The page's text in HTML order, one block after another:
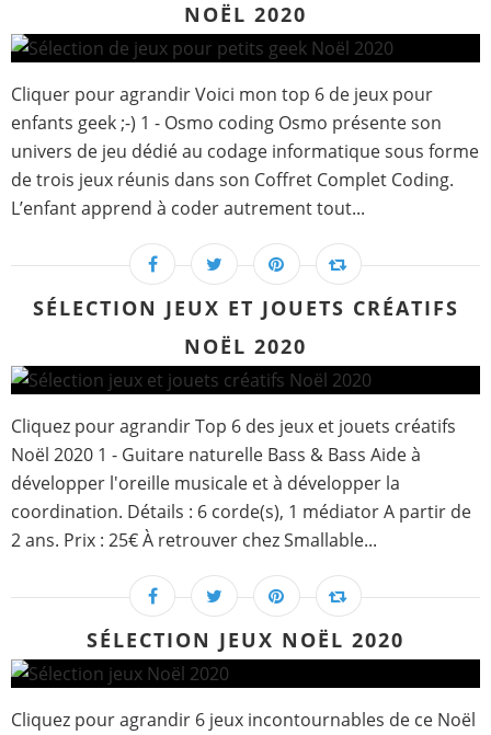
NOËL 2020
Cliquer pour agrandir Voici mon top 6 de jeux pour
enfants geek ;-) 1 - Osmo coding Osmo présente son
univers de jeu dédié au codage informatique sous forme
de trois jeux réunis dans son Coffret Complet Coding.
L’enfant apprend à coder autrement tout...
SÉLECTION JEUX ET JOUETS CRÉATIFS
NOËL 2020
Cliquez pour agrandir Top 6 des jeux et jouets créatifs
Noël 2020 1 - Guitare naturelle Bass & Bass Aide à
développer l'oreille musicale et à développer la
coordination. Détails : 6 corde(s), 1 médiator A partir de
2 ans. Prix : 25€ À retrouver chez Smallable...
SÉLECTION JEUX NOËL 2020
Cliquez pour agrandir 6 jeux incontournables de ce Noël